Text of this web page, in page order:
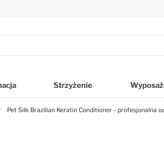
Strzyżenie
Pet Silk Brazilian Keratin Conditioner - profesjonalna